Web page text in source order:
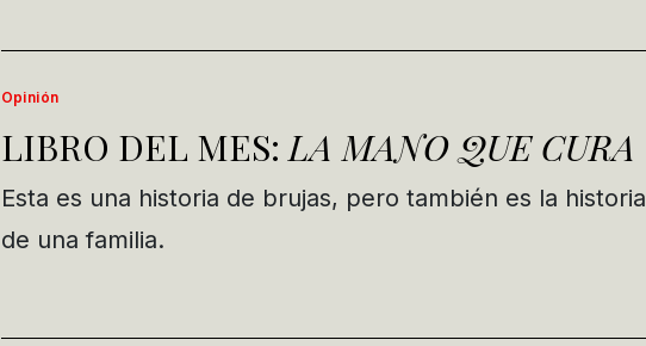
Opinión
LIBRO DEL MES: LA MANO QUE CURA
Esta es una historia de brujas, pero también es la historia
de una familia.